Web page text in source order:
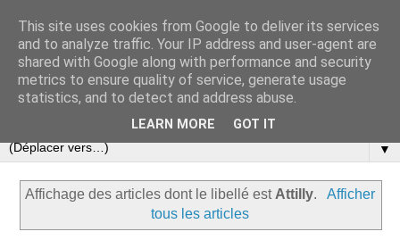
▼
Affichage des articles dont le libellé est Attilly.
Afficher
tous les articles
This site uses cookies from Google to deliver its services
and to analyze traffic. Your IP address and user-agent are
shared with Google along with performance and security
metrics to ensure quality of service, generate usage
statistics, and to detect and address abuse.
LEARN MORE GOT IT